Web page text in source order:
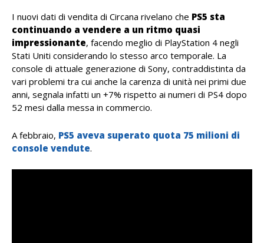
I nuovi dati di vendita di Circana rivelano che PS5 sta
continuando a vendere a un ritmo quasi
impressionante, facendo meglio di PlayStation 4 negli
Stati Uniti considerando lo stesso arco temporale. La
console di attuale generazione di Sony, contraddistinta da
vari problemi tra cui anche la carenza di unità nei primi due
anni, segnala infatti un +7% rispetto ai numeri di PS4 dopo
52 mesi dalla messa in commercio.
A febbraio, PS5 aveva superato quota 75 milioni di
console vendute.